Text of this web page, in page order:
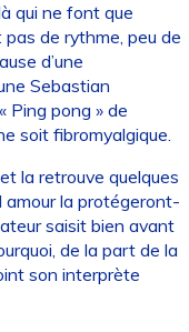
qui ne font que
de rythme, peu de
d’une
Sebastian
Ping pong » de
soit fibromyalgique.
la retrouve quelques
amour la protégeront-
saisit bien avant
de la part de la
son interprète